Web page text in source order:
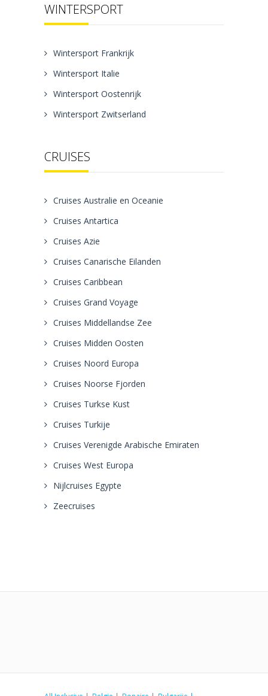
WINTERSPORT
Wintersport Frankrijk
Wintersport Italie
Wintersport Oostenrijk
Wintersport Zwitserland
CRUISES
Cruises Australie en Oceanie
Cruises Antartica
Cruises Azie
Cruises Canarische Eilanden
Cruises Caribbean
Cruises Grand Voyage
Cruises Middellandse Zee
Cruises Midden Oosten
Cruises Noord Europa
Cruises Noorse Fjorden
Cruises Turkse Kust
Cruises Turkije
Cruises Verenigde Arabische Emiraten
Cruises West Europa
Nijlcruises Egypte
Zeecruises